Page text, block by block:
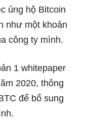
ủng hộ Bitcoin
như một khoản
công ty mình.
1 whitepaper
2020, thông
để bổ sung